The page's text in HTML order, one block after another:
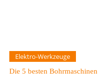
Elektro-Werkzeuge
Die 5 besten